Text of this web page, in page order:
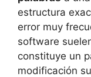
estructura
error muy
software
constituye un
modificación